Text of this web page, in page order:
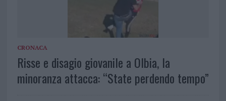
CRONACA
Risse e disagio giovanile a Olbia, la
minoranza attacca: “State perdendo tempo”